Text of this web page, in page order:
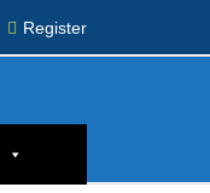
Register